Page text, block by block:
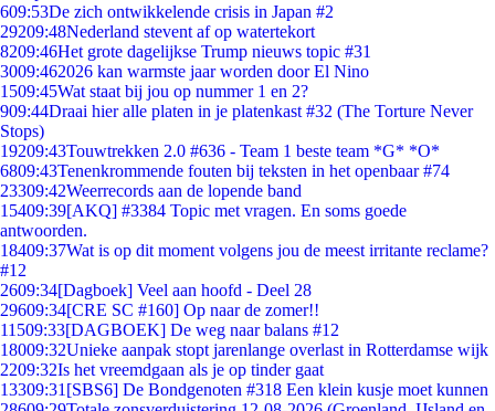
609:53De zich ontwikkelende crisis in Japan #2
29209:48Nederland stevent af op watertekort
8209:46Het grote dagelijkse Trump nieuws topic #31
3009:462026 kan warmste jaar worden door El Nino
1509:45Wat staat bij jou op nummer 1 en 2?
909:44Draai hier alle platen in je platenkast #32 (The Torture Never
Stops)
19209:43Touwtrekken 2.0 #636 - Team 1 beste team *G* *O*
6809:43Tenenkrommende fouten bij teksten in het openbaar #74
23309:42Weerrecords aan de lopende band
15409:39[AKQ] #3384 Topic met vragen. En soms goede
antwoorden.
18409:37Wat is op dit moment volgens jou de meest irritante reclame?
#12
2609:34[Dagboek] Veel aan hoofd - Deel 28
29609:34[CRE SC #160] Op naar de zomer!!
11509:33[DAGBOEK] De weg naar balans #12
18009:32Unieke aanpak stopt jarenlange overlast in Rotterdamse wijk
2209:32Is het vreemdgaan als je op tinder gaat
13309:31 [SBS6] De Bondgenoten #318 Een klein kusje moet kunnen